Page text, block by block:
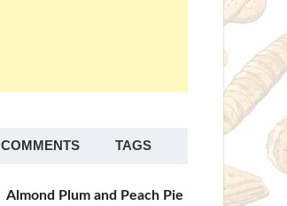
COMMENTS TAGS
Almond Plum and Peach Pie